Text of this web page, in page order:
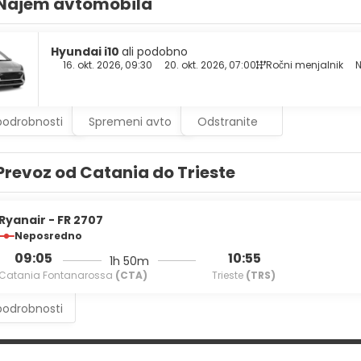
Private bathrooms have complimentary toiletries and hair
is provided daily.
breakfasts are available daily from 7:00 AM to 11:30 AM for a
include express check-in, luggage storage, and
(available 24 hours) and a cruise ship terminal shuttle.
Hyundai i10 ali podobno
16. okt. 2026, 09:30 20. okt. 2026, 07:00 Ročni menjalnik
Spremeni avto Odstranite
od Catania do Trieste
Ryanair - FR 2707
Neposredno
09:05
Catania Fontanarossa (CTA)
1h 50m 10:55
Trieste (TRS)